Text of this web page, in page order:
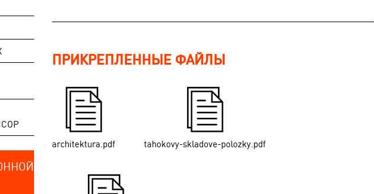
ПРИКРЕПЛЕННЫЕ ФАЙЛЫ
architektura.pdf tahokovy-skladove-polozky.pdf